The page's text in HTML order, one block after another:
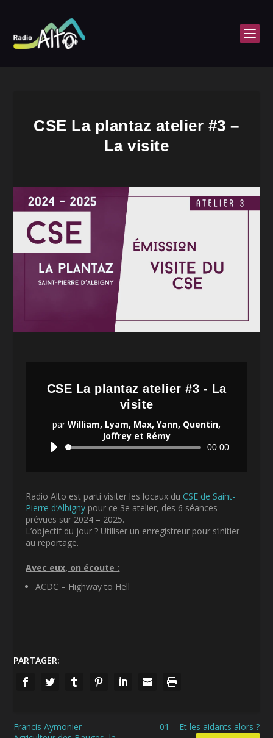
CSE La plantaz atelier #3 –
La visite
CSE La plantaz atelier #3 - La
visite
par William, Lyam, Max, Yann, Quentin,
Joffrey et Rémy
Lecteur
00:00
Radio Alto est parti visiter les locaux du CSE de Saint-
Pierre d’Albigny pour ce 3e atelier, des 6 séances
prévues sur 2024 – 2025.
L’objectif du jour ? Utiliser un enregistreur pour s’initier
au reportage.
Avec eux, on écoute :
ACDC – Highway to Hell
PARTAGER:
Francis Aymonier –
01 – Et les aidants alors ?